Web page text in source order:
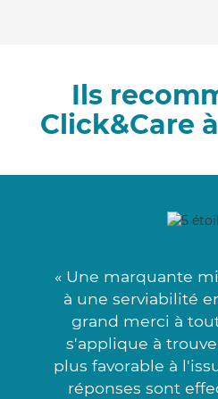
Ils
Click&Care
« Une marquante
à une serviabilité
grand merci à
s'applique à
plus favorable à
réponses sont